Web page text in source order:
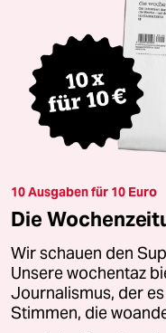
10 Ausgaben für 10 Euro
Die
Wir schauen den
Unsere wochentaz
Journalismus, der
Stimmen, die